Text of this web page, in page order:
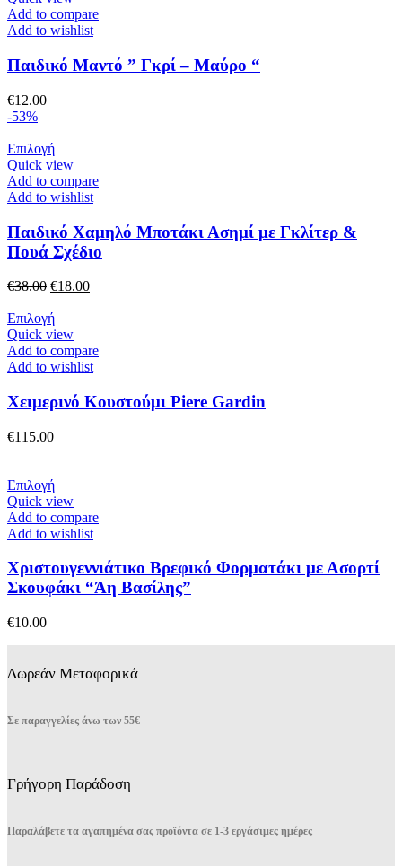
στη
σελίδα
του
προϊόντος
€40.00.
προϊόν
έχει
παραλλαγές.
Οι
στη
σελίδα
του
προϊόντος
Add to compare
Add to wishlist
Παιδικό Μαντό ” Γκρί – Μαύρο “
€12.00
-53%
ΕπιλογήΑυτό
το
προϊόν
έχει
παραλλαγές.
Οι
επιλογές
να
στη
σελίδα
του
προϊόντος
Quick view
Add to compare
Add to wishlist
Παιδικό Χαμηλό Μποτάκι Ασημί με Γκλίτερ &
Πουά Σχέδιο
€38.00 Original
was:
€38.00.
€18.00Η
€18.00.
ΕπιλογήΑυτό
το
προϊόν
έχει
παραλλαγές.
Οι
στη
σελίδα
του
προϊόντος
Quick view
Add to compare
Add to wishlist
Χειμερινό Κουστούμι Piere Gardin
€115.00
ΕπιλογήΑυτό
το
προϊόν
έχει
παραλλαγές.
Οι
επιλογές
σελίδα
Quick view
Add to compare
Add to wishlist
Χριστουγεννιάτικο Βρεφικό Φορματάκι με Ασορτί
Σκουφάκι “Άη Βασίλης”
€10.00
Δωρεάν Μεταφορικά
Σε παραγγελίες άνω των 55€
Γρήγορη Παράδοση
Παραλάβετε τα αγαπημένα σας προϊόντα σε 1-3 εργάσιμες ημέρες